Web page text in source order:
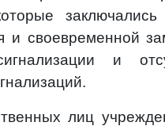
и своевременной
и
лиц